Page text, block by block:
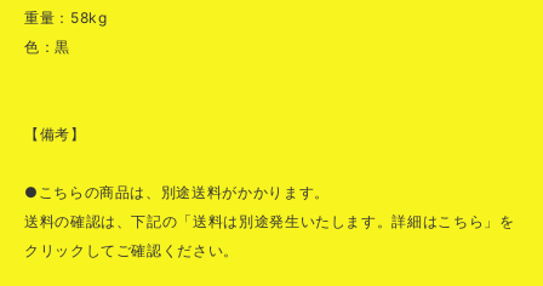
重量：58kg
色：黒
【備考】
●こちらの商品は、別途送料がかかります。
送料の確認は、下記の「送料は別途発生いたします。詳細はこちら」を
クリックしてご確認ください。